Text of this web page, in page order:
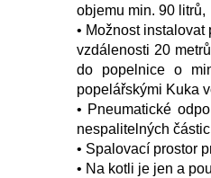
objemu min. 90 litrů,
• Možnost
vzdálenosti 20
do popelnice o
popelářskými Kuka
• Pneumatické
nespalitelných
• Spalovací prostor
• Na kotli je jen a